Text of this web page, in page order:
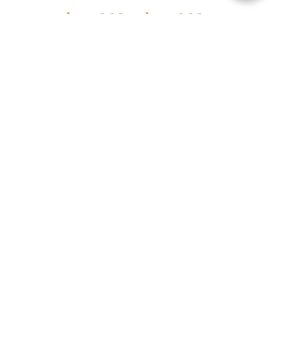
dum550@dum550.cz